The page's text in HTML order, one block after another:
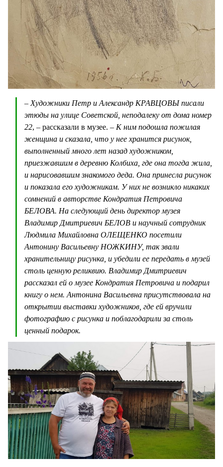
– Художники Петр и Александр КРАВЦОВЫ писали
этюды на улице Советской, неподалеку от дома номер
22, – рассказали в музее. – К ним подошла пожилая
женщина и сказала, что у нее хранится рисунок,
выполненный много лет назад художником,
приезжавшим в деревню Колбиха, где она тогда жила,
и нарисовавшим знакомого деда. Она принесла рисунок
и показала его художникам. У них не возникло никаких
сомнений в авторстве Кондратия Петровича
БЕЛОВА. На следующий день директор музея
Владимир Дмитриевич БЕЛОВ и научный сотрудник
Людмила Михайловна ОЛЕЩЕНКО посетили
Антонину Васильевну НОЖКИНУ, так звали
хранительницу рисунка, и убедили ее передать в музей
столь ценную реликвию. Владимир Дмитриевич
рассказал ей о музее Кондратия Петровича и подарил
книгу о нем. Антонина Васильевна присутствовала на
открытии выставки художников, где ей вручили
фотографию с рисунка и поблагодарили за столь
ценный подарок.